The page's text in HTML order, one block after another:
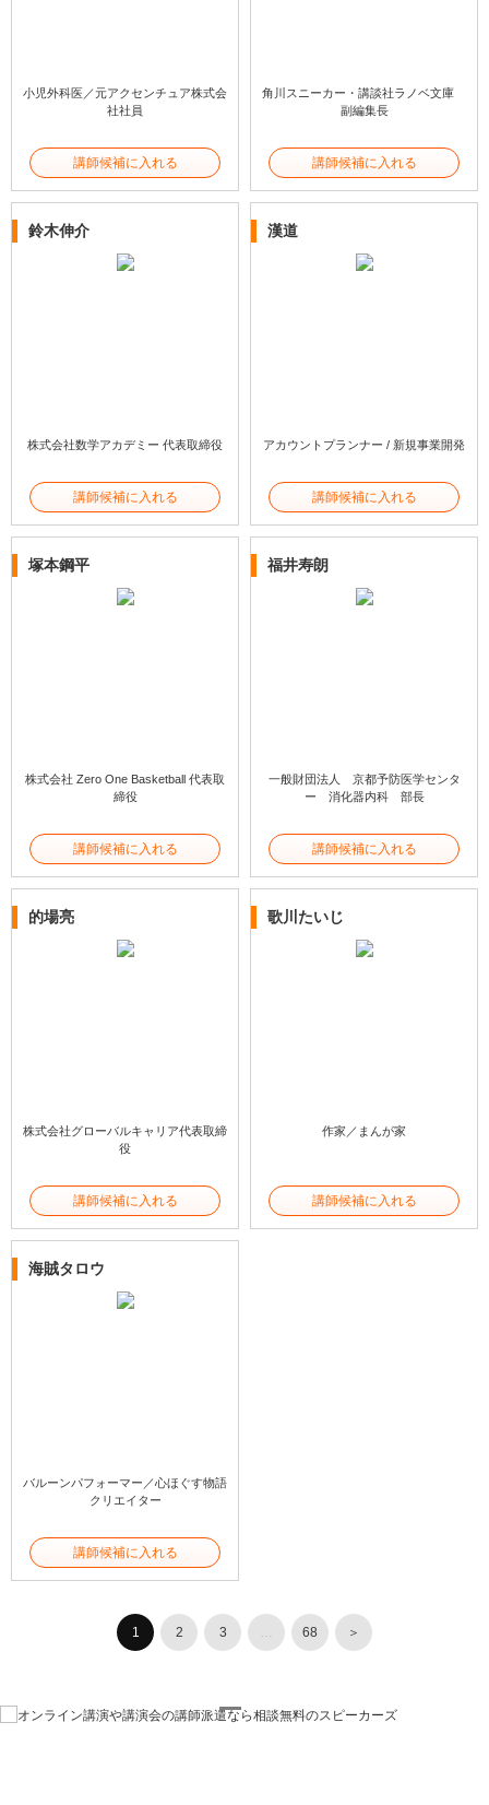
小児外科医／元アクセンチュア株式会
社社員
講師候補に入れる
角川スニーカー・講談社ラノベ文庫
副編集長
講師候補に入れる
鈴木伸介
株式会社数学アカデミー 代表取締役
講師候補に入れる
漢道
アカウントプランナー / 新規事業開発
講師候補に入れる
塚本鋼平
株式会社 Zero One Basketball 代表取
締役
講師候補に入れる
福井寿朗
一般財団法人 京都予防医学センタ
ー 消化器内科 部長
講師候補に入れる
的場亮
株式会社グローバルキャリア代表取締
役
講師候補に入れる
歌川たいじ
作家／まんが家
講師候補に入れる
海賊タロウ
バルーンパフォーマー／心ほぐす物語
クリエイター
講師候補に入れる
1 2 3 68 ＞